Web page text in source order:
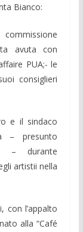
Bianco:
avuta con
PUA;- le
consiglieri
e il sindaco
– presunto
– durante
artistii nella
con l’appalto
alla “Café